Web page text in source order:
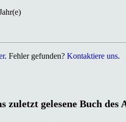
. Fehler gefunden? Kontaktiere uns.
zuletzt gelesene Buch des